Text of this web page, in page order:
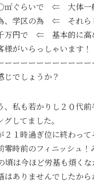
㎡ぐらいで ⇐ 大体一
、学区の為 ⇐ それら
万円で ⇐ 基本的に高
様がいらっしゃいます
ーーーーーーーーーー
じでしょうか？
、私も若かりし２０代
してました。
２１時過ぎ位に終わって
零時前のフィニッシュ
頃は今ほど労基も煩く
はありませんでしたから